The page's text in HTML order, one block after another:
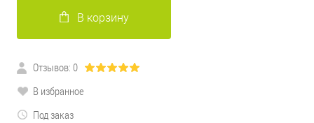
В корзину
Отзывов: 0
В избранное
Под заказ